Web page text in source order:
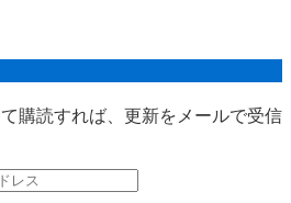
購読すれば、更新をメールで受信